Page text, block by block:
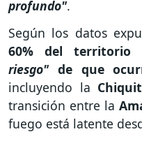
profundo".
Según los datos
60% del territorio
riesgo" de que
incluyendo la
transición entre la
fuego está latente